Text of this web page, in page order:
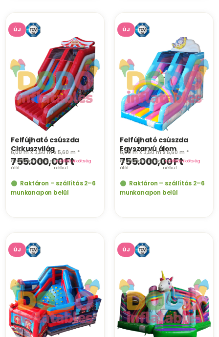
ÚJ
Felfújható csúszda
Cirkuszvilág
6,00 m x 3,50 m x 5,60 m *
755.000,00Ft
az ár tartalmazza a 27%
áfát
·szállítási költség
nélkül
Raktáron – szállítás 2–6
munkanapon belül
ÚJ
Felfújható csúszda
Egyszarvú álom
6,00 m x 3,50 m x 5,60 m *
755.000,00Ft
az ár tartalmazza a 27%
áfát
·szállítási költség
nélkül
Raktáron – szállítás 2–6
munkanapon belül
ÚJ ÚJ